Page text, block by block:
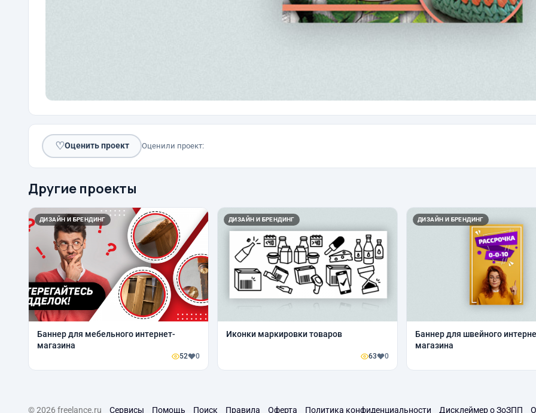
♡Оценить проект Оценили проект:
Другие проекты
ДИЗАЙН И БРЕНДИНГ
Баннер для мебельного интернет-
магазина
52 0
ДИЗАЙН И БРЕНДИНГ
Иконки маркировки товаров
63 0
ДИЗАЙН И БРЕНДИНГ
Баннер для швейного
магазина
© 2026 freelance.ru Сервисы Помощь Поиск Правила Оферта Политика конфиденциальности Дисклеймер о ЗоЗПП